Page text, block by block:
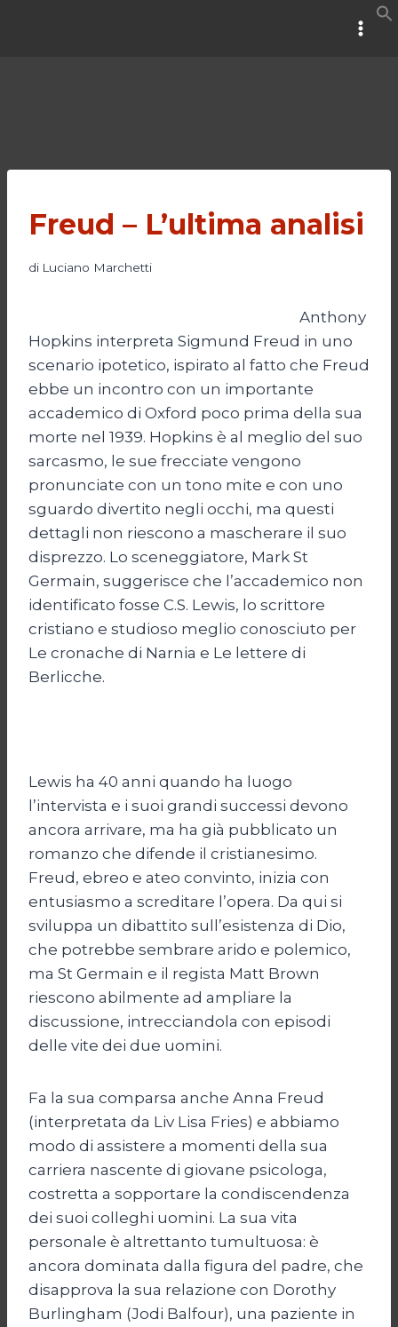
Freud – L’ultima analisi
di Luciano Marchetti
Anthony
Hopkins interpreta Sigmund Freud in uno
scenario ipotetico, ispirato al fatto che Freud
ebbe un incontro con un importante
accademico di Oxford poco prima della sua
morte nel 1939. Hopkins è al meglio del suo
sarcasmo, le sue frecciate vengono
pronunciate con un tono mite e con uno
sguardo divertito negli occhi, ma questi
dettagli non riescono a mascherare il suo
disprezzo. Lo sceneggiatore, Mark St
Germain, suggerisce che l’accademico non
identificato fosse C.S. Lewis, lo scrittore
cristiano e studioso meglio conosciuto per
Le cronache di Narnia e Le lettere di
Berlicche.
Lewis ha 40 anni quando ha luogo
l’intervista e i suoi grandi successi devono
ancora arrivare, ma ha già pubblicato un
romanzo che difende il cristianesimo.
Freud, ebreo e ateo convinto, inizia con
entusiasmo a screditare l’opera. Da qui si
sviluppa un dibattito sull’esistenza di Dio,
che potrebbe sembrare arido e polemico,
ma St Germain e il regista Matt Brown
riescono abilmente ad ampliare la
discussione, intrecciandola con episodi
delle vite dei due uomini.
Fa la sua comparsa anche Anna Freud
(interpretata da Liv Lisa Fries) e abbiamo
modo di assistere a momenti della sua
carriera nascente di giovane psicologa,
costretta a sopportare la condiscendenza
dei suoi colleghi uomini. La sua vita
personale è altrettanto tumultuosa: è
ancora dominata dalla figura del padre, che
disapprova la sua relazione con Dorothy
Burlingham (Jodi Balfour), una paziente in